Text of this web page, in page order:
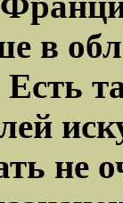
в
не